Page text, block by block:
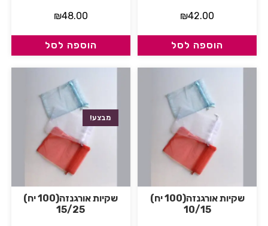
₪42.00
הוספה לסל
₪48.00
הוספה לסל
שקיות אורגנזה(100 יח)
10/15
מבצע!
שקיות אורגנזה(100 יח)
15/25